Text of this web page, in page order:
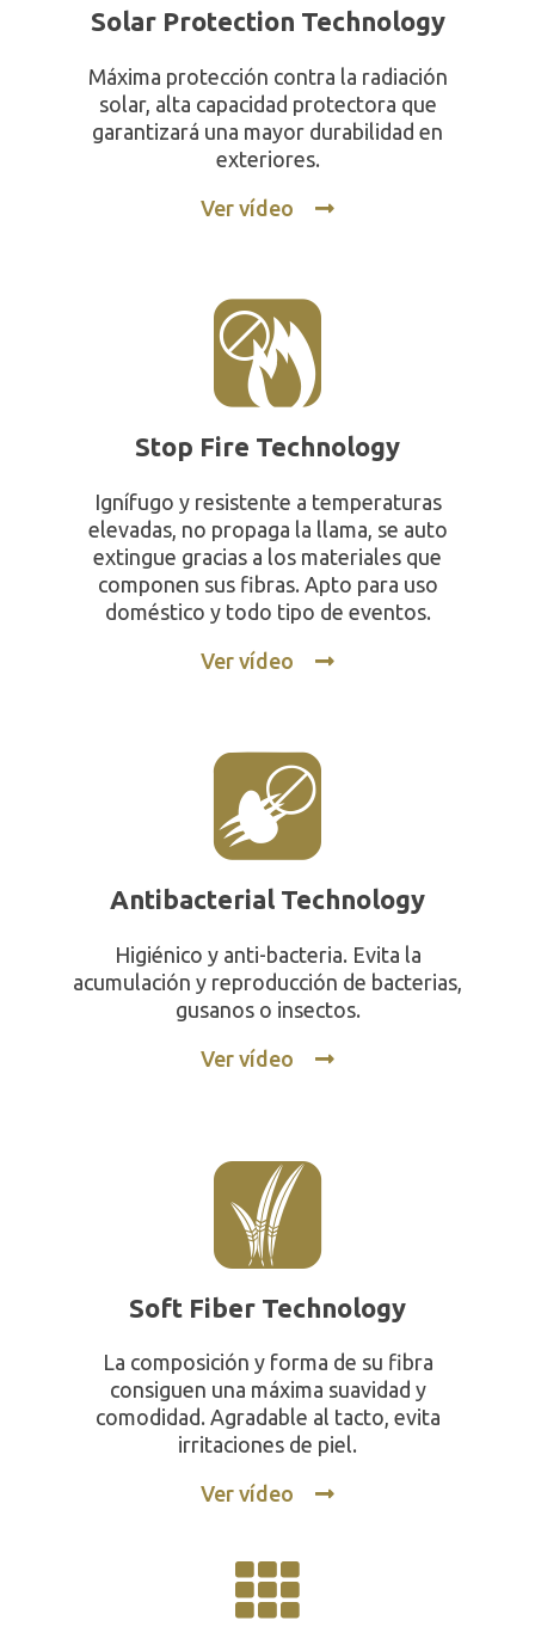
Solar Protection Technology
Máxima protección contra la radiación
solar, alta capacidad protectora que
garantizará una mayor durabilidad en
exteriores.
Ver vídeo
Stop Fire Technology
Ignífugo y resistente a temperaturas
elevadas, no propaga la llama, se auto
extingue gracias a los materiales que
componen sus fibras. Apto para uso
doméstico y todo tipo de eventos.
Ver vídeo
Antibacterial Technology
Higiénico y anti-bacteria. Evita la
acumulación y reproducción de bacterias,
gusanos o insectos.
Ver vídeo
Soft Fiber Technology
La composición y forma de su fibra
consiguen una máxima suavidad y
comodidad. Agradable al tacto, evita
irritaciones de piel.
Ver vídeo